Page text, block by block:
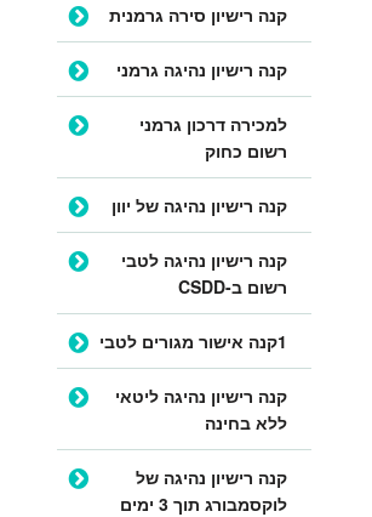
קנה רישיון סירה גרמנית
קנה רישיון נהיגה גרמני
למכירה דרכון גרמני
רשום כחוק
קנה רישיון נהיגה של יוון
קנה רישיון נהיגה לטבי
רשום ב-CSDD
1קנה אישור מגורים לטבי
קנה רישיון נהיגה ליטאי
ללא בחינה
קנה רישיון נהיגה של
לוקסמבורג תוך 3 ימים